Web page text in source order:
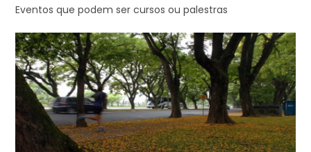
Eventos que podem ser cursos ou palestras